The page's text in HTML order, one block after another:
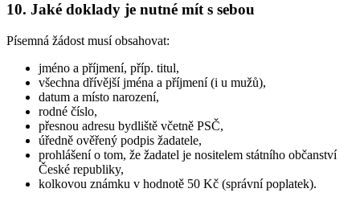
10. Jaké doklady je nutné mít s sebou
Písemná žádost musí obsahovat:
jméno a příjmení, příp. titul,
všechna dřívější jména a příjmení (i u mužů),
datum a místo narození,
rodné číslo,
přesnou adresu bydliště včetně PSČ,
úředně ověřený podpis žadatele,
prohlášení o tom, že žadatel je nositelem státního občanství
České republiky,
kolkovou známku v hodnotě 50 Kč (správní poplatek).